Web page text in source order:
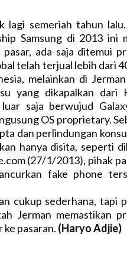
lagi semeriah tahun
Samsung di 2013 ini
ada saja ditemui
telah terjual lebih dari
melainkan di
yang dikapalkan dari
saja berwujud
OS proprietary.
dan perlindungan
hanya disita, seperti
(27/1/2013), pihak
fake phone
cukup sederhana, tapi
Jerman memastikan
pasaran. (Haryo Adjie)